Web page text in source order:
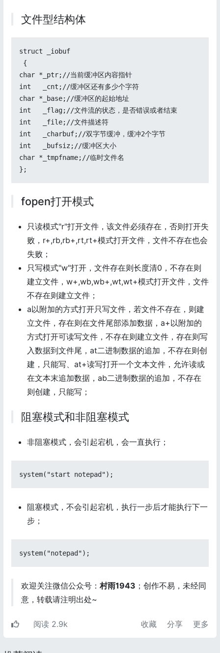
文件型结构体
struct _iobuf
{
char *_ptr;//当前缓冲区内容指针
int   _cnt;//缓冲区还有多少个字符
char *_base;//缓冲区的起始地址
int   _flag;//文件流的状态，是否错误或者结束
int   _file;//文件描述符
int   _charbuf;//双字节缓冲，缓冲2个字节
int   _bufsiz;//缓冲区大小
char *_tmpfname;//临时文件名
};
fopen打开模式
只读模式"r"打开文件，该文件必须存在，否则打开失
败，r+,rb,rb+,rt,rt+模式打开文件，文件不存在也会
失败；
只写模式"w"打开，文件存在则长度清0，不存在则
建立文件，w+,wb,wb+,wt,wt+模式打开文件，文件
不存在则建立文件；
a以附加的方式打开只写文件，若文件不存在，则建
立文件，存在则在文件尾部添加数据，a+以附加的
方式打开可读写文件，不存在则建立文件，存在则写
入数据到文件尾，at二进制数据的追加，不存在则创
建，只能写、at+读写打开一个文本文件，允许读或
在文本末追加数据，ab二进制数据的追加，不存在
则创建，只能写；
阻塞模式和非阻塞模式
非阻塞模式，会引起宕机，会一直执行；
system("start notepad");
阻塞模式，不会引起宕机，执行一步后才能执行下一
步；
system("notepad");
欢迎关注微信公众号：村雨1943 ；创作不易，未经同
意，转载请注明出处~
阅读 2.9k 收藏 分享 更多